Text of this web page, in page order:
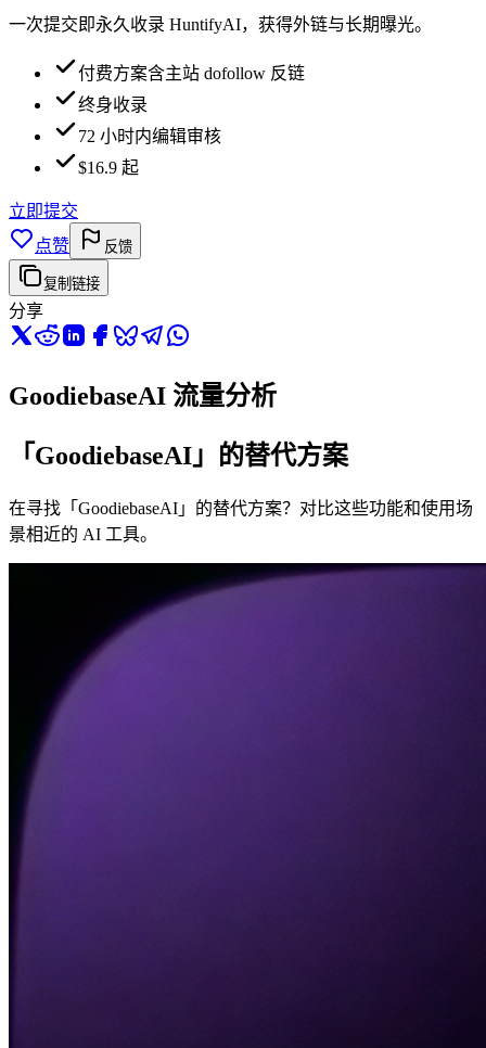
一次提交即永久收录 HuntifyAI，获得外链与长期曝光。
付费方案含主站 dofollow 反链
终身收录
72 小时内编辑审核
$16.9 起
立即提交
点赞
反馈
复制链接
分享
GoodiebaseAI 流量分析
「GoodiebaseAI」的替代方案
在寻找「GoodiebaseAI」的替代方案？对比这些功能和使用场
景相近的 AI 工具。